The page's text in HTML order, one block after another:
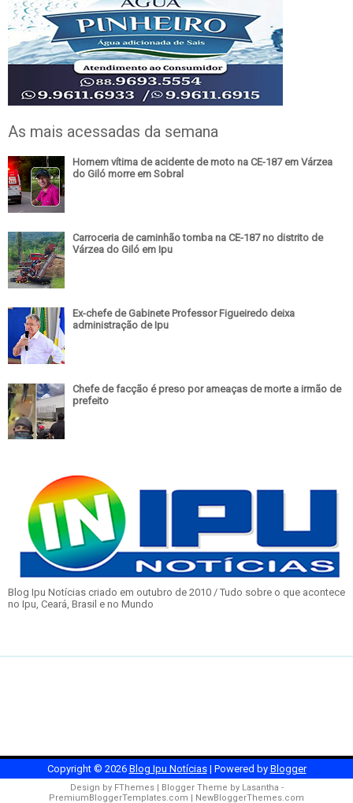
As mais acessadas da semana
Homem vítima de acidente de moto na CE-187 em Várzea
do Giló morre em Sobral
Carroceria de caminhão tomba na CE-187 no distrito de
Várzea do Giló em Ipu
Ex-chefe de Gabinete Professor Figueiredo deixa
administração de Ipu
Chefe de facção é preso por ameaças de morte a irmão de
prefeito
Blog Ipu Notícias criado em outubro de 2010 / Tudo sobre o que acontece
no Ipu, Ceará, Brasil e no Mundo
Copyright © 2026 Blog Ipu Notícias| Powered by Blogger
Design by FThemes| Blogger Theme by Lasantha -
PremiumBloggerTemplates.com | NewBloggerThemes.com